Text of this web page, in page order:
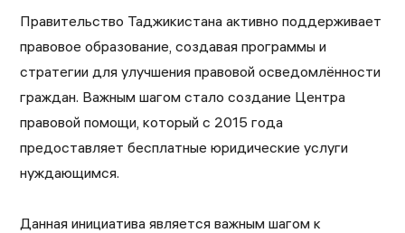
Правительство Таджикистана активно поддерживает
правовое образование, создавая программы и
стратегии для улучшения правовой осведомлённости
граждан. Важным шагом стало создание Центра
правовой помощи, который с 2015 года
предоставляет бесплатные юридические услуги
нуждающимся.
Данная инициатива является важным шагом к